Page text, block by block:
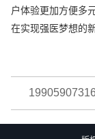
户体验更加方便多
在实现强医梦想的
19905907316